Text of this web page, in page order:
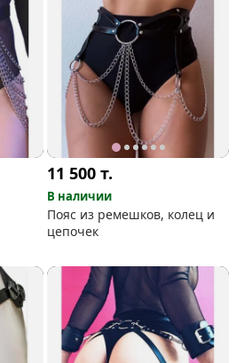
11 500т.
В наличии
Пояс из ремешков, колец и
цепочек